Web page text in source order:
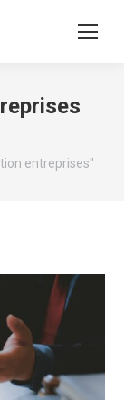
entreprises"